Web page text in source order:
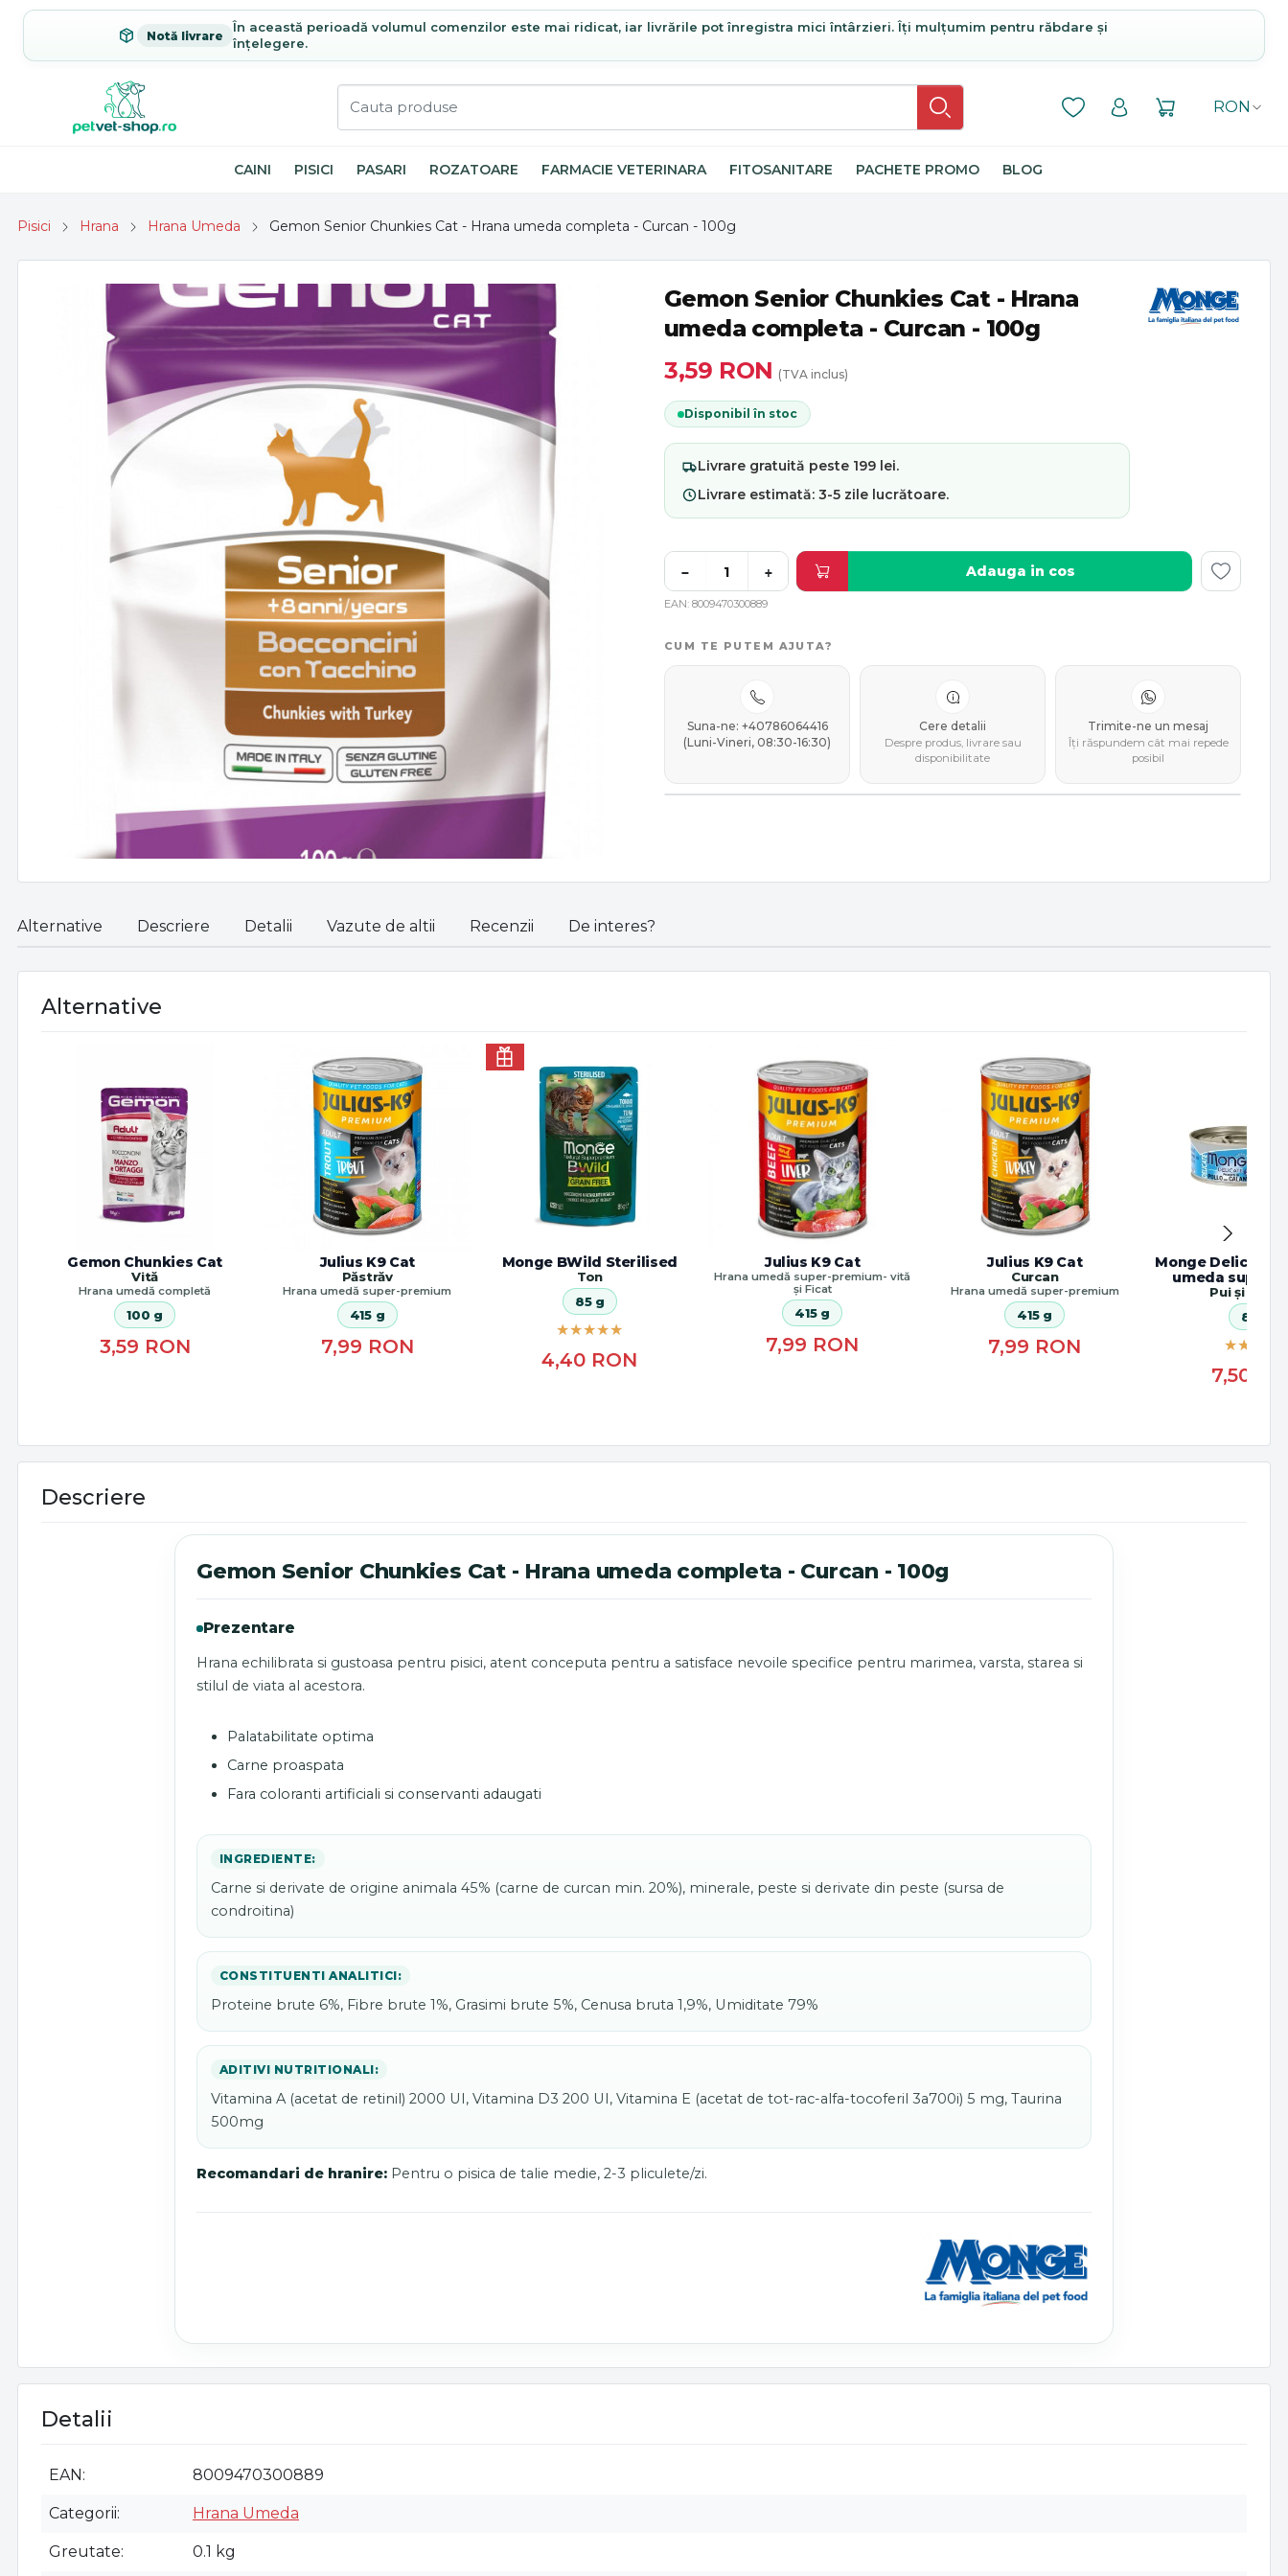
Notă livrare
În această perioadă volumul comenzilor este mai ridicat, iar livrările pot înregistra mici întârzieri. Îți mulțumim pentru răbdare și
înțelegere.
RON
CAINI PISICI PASARI ROZATOARE FARMACIE VETERINARA FITOSANITARE PACHETE PROMO BLOG
Pisici Hrana Hrana Umeda Gemon Senior Chunkies Cat - Hrana umeda completa - Curcan - 100g
Gemon Senior Chunkies Cat - Hrana
umeda completa - Curcan - 100g
3,59 RON (TVA inclus)
Disponibil în stoc
Livrare gratuită peste 199 lei.
Livrare estimată: 3-5 zile lucrătoare.
EAN 8009470300889
− + Adauga in cos
CUM TE PUTEM AJUTA?
Suna-ne: +40786064416
(Luni-Vineri, 08:30-16:30)
Cere detalii
Despre produs, livrare sau
disponibilitate
Trimite-ne un mesaj
Îți răspundem cât mai repede
posibil
Alternative Descriere Detalii Vazute de altii Recenzii De interes?
Alternative
Gemon Chunkies Cat
Vită
Hrana umedă completă
100 g
3,59 RON
Julius K9 Cat
Păstrăv
Hrana umedă super-premium
415 g
7,99 RON
Monge BWild Sterilised
Ton
85 g
4,40 RON
Julius K9 Cat
Hrana umedă super-premium- vită
și Ficat
415 g
7,99 RON
Julius K9 Cat
Curcan
Hrana umedă super-premium
415 g
7,99 RON
Monge Delicate
umeda super-
Pui și
80 g
7,50
Descriere
Gemon Senior Chunkies Cat - Hrana umeda completa - Curcan - 100g
Prezentare
Hrana echilibrata si gustoasa pentru pisici, atent conceputa pentru a satisface nevoile specifice pentru marimea, varsta, starea si
stilul de viata al acestora.
Palatabilitate optima
Carne proaspata
Fara coloranti artificiali si conservanti adaugati
INGREDIENTE:
Carne si derivate de origine animala 45% (carne de curcan min. 20%), minerale, peste si derivate din peste (sursa de
condroitina)
CONSTITUENTI ANALITICI:
Proteine brute 6%, Fibre brute 1%, Grasimi brute 5%, Cenusa bruta 1,9%, Umiditate 79%
ADITIVI NUTRITIONALI:
Vitamina A (acetat de retinil) 2000 UI, Vitamina D3 200 UI, Vitamina E (acetat de tot-rac-alfa-tocoferil 3a700i) 5 mg, Taurina
500mg
Recomandari de hranire: Pentru o pisica de talie medie, 2-3 pliculete/zi.
Detalii
EAN 8009470300889
Categorii Hrana Umeda
Greutate 0.1 kg